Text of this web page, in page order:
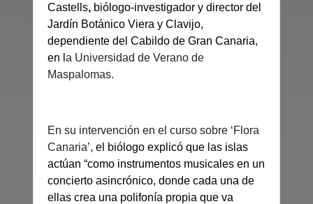
Castells, biólogo-investigador y director del
Jardín Botánico Viera y Clavijo,
dependiente del Cabildo de Gran Canaria,
en l a Universidad de Verano de
Maspalomas.
En su intervención en el curso sobre ‘Flora
Canaria’, el biólogo explicó que las islas
actúan “como instrumentos musicales en un
concierto asincrónico, donde cada una de
ellas crea una polifonía propia que va